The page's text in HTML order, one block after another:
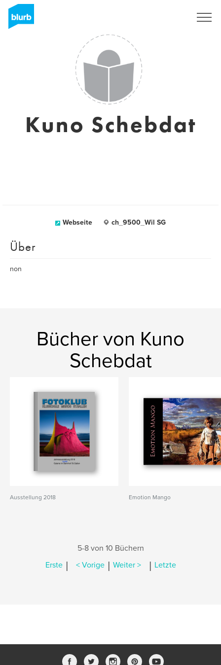
Kuno Schebdat
Webseite ch_9500_Wil SG
Über
non
Bücher von Kuno
Schebdat
Ausstellung 2018 Emotion Mango
5-8 von 10 Büchern
Erste | < Vorige | Weiter > | Letzte